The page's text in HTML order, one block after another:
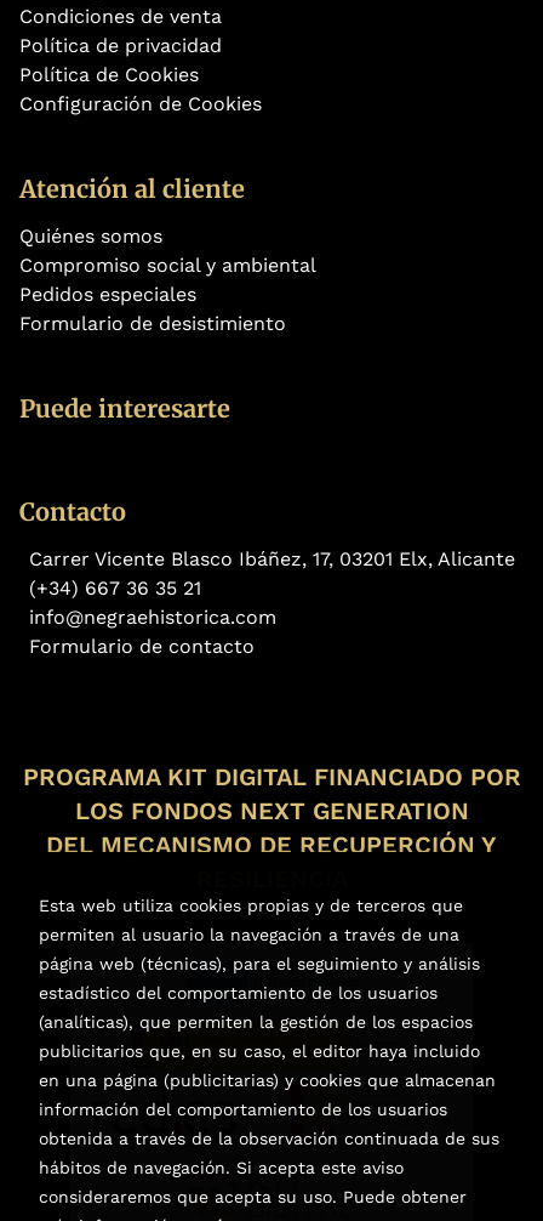
Condiciones de venta
Política de privacidad
Política de Cookies
Configuración de Cookies
Atención al cliente
Quiénes somos
Compromiso social y ambiental
Pedidos especiales
Formulario de desistimiento
Puede interesarte
Contacto
Carrer Vicente Blasco Ibáñez, 17, 03201 Elx, Alicante
(+34) 667 36 35 21
info@negraehistorica.com
Formulario de contacto
PROGRAMA KIT DIGITAL FINANCIADO POR
LOS FONDOS NEXT GENERATION
DEL MECANISMO DE RECUPERCIÓN Y
Esta web utiliza cookies propias y de terceros que
permiten al usuario la navegación a través de una
página web (técnicas), para el seguimiento y análisis
estadístico del comportamiento de los usuarios
(analíticas), que permiten la gestión de los espacios
publicitarios que, en su caso, el editor haya incluido
en una página (publicitarias) y cookies que almacenan
información del comportamiento de los usuarios
obtenida a través de la observación continuada de sus
hábitos de navegación. Si acepta este aviso
consideraremos que acepta su uso. Puede obtener